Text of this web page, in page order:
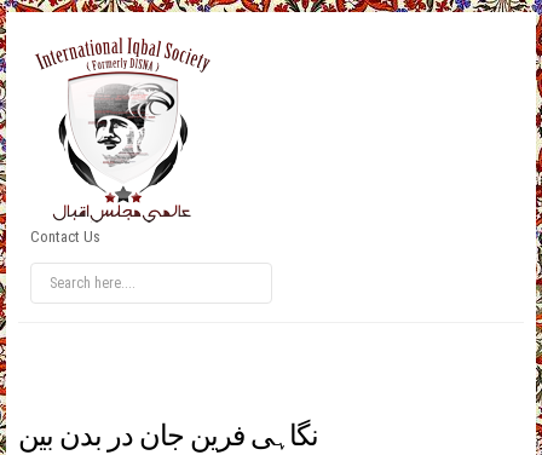
Contact Us
نگاہی فرین جان در بدن بین